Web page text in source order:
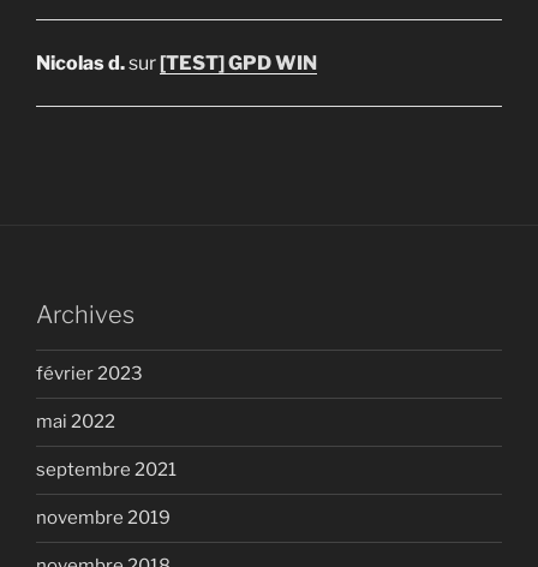
Nicolas d.sur[TEST] GPD WIN
Archives
février 2023
mai 2022
septembre 2021
novembre 2019